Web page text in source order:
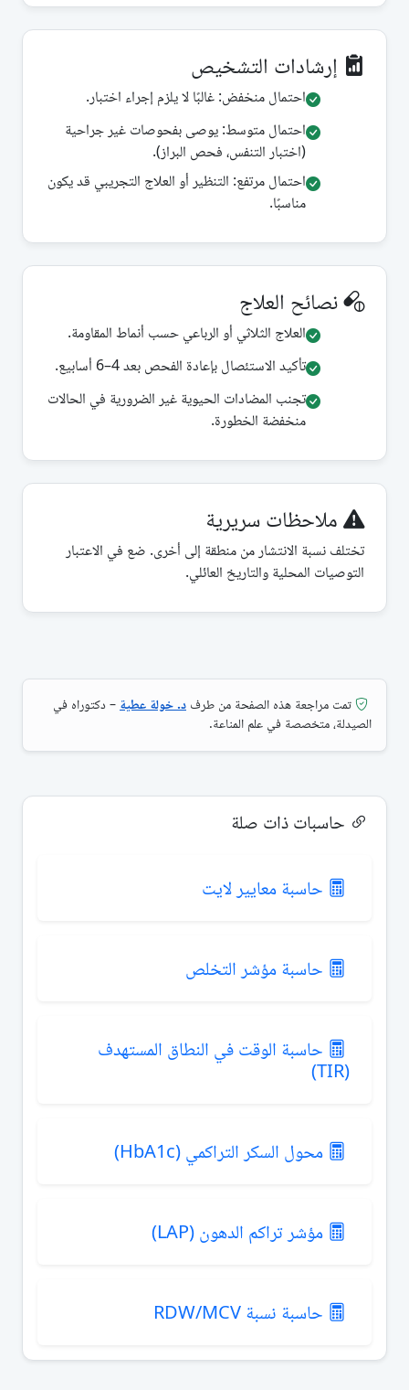
إرشادات التشخيص
احتمال منخفض: غالبًا لا يلزم إجراء اختبار.
احتمال متوسط: يوصى بفحوصات غير جراحية
(اختبار التنفس، فحص البراز).
احتمال مرتفع: التنظير أو العلاج التجريبي قد يكون
مناسبًا.
نصائح العلاج
العلاج الثلاثي أو الرباعي حسب أنماط المقاومة.
تأكيد الاستئصال بإعادة الفحص بعد 4–6 أسابيع.
تجنب المضادات الحيوية غير الضرورية في الحالات
منخفضة الخطورة.
ملاحظات سريرية
تختلف نسبة الانتشار من منطقة إلى أخرى. ضع في الاعتبار
التوصيات المحلية والتاريخ العائلي.
تمت مراجعة هذه الصفحة من طرف د. خولة عطية – دكتوراه في
الصيدلة، متخصصة في علم المناعة.
حاسبات ذات صلة
حاسبة معايير لايت
حاسبة مؤشر التخلص
حاسبة الوقت في النطاق المستهدف
(TIR)
محول السكر التراكمي (HbA1c)
مؤشر تراكم الدهون (LAP)
حاسبة نسبة RDW/MCV